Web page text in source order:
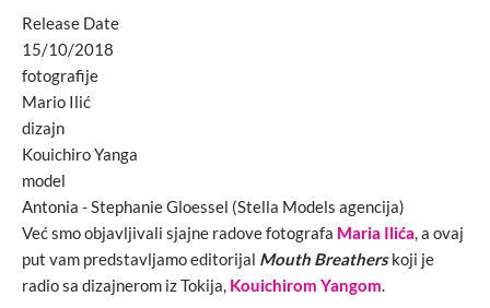
Release Date
15/10/2018
fotografije
Mario Ilić
dizajn
Kouichiro Yanga
model
Antonia - Stephanie Gloessel (Stella Models agencija)
Već smo objavljivali sjajne radove fotografa Maria Ilića, a ovaj
put vam predstavljamo editorijal Mouth Breathers koji je
radio sa dizajnerom iz Tokija, Kouichirom Yangom.